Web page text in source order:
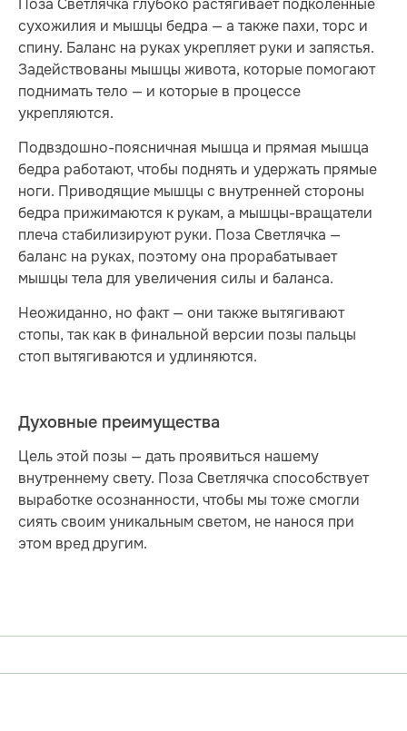
сухожилия и мышцы бедра — а также пахи, торс и
спину. Баланс на руках укрепляет руки и запястья.
Задействованы мышцы живота, которые помогают
поднимать тело — и которые в процессе
укрепляются.
Подвздошно-поясничная мышца и прямая мышца
бедра работают, чтобы поднять и удержать прямые
ноги. Приводящие мышцы с внутренней стороны
бедра прижимаются к рукам, а мышцы-вращатели
плеча стабилизируют руки. Поза Светлячка —
баланс на руках, поэтому она прорабатывает
мышцы тела для увеличения силы и баланса.
Неожиданно, но факт — они также вытягивают
стопы, так как в финальной версии позы пальцы
стоп вытягиваются и удлиняются.
Духовные преимущества
Цель этой позы — дать проявиться нашему
внутреннему свету. Поза Светлячка способствует
выработке осознанности, чтобы мы тоже смогли
сиять своим уникальным светом, не нанося при
этом вред другим.